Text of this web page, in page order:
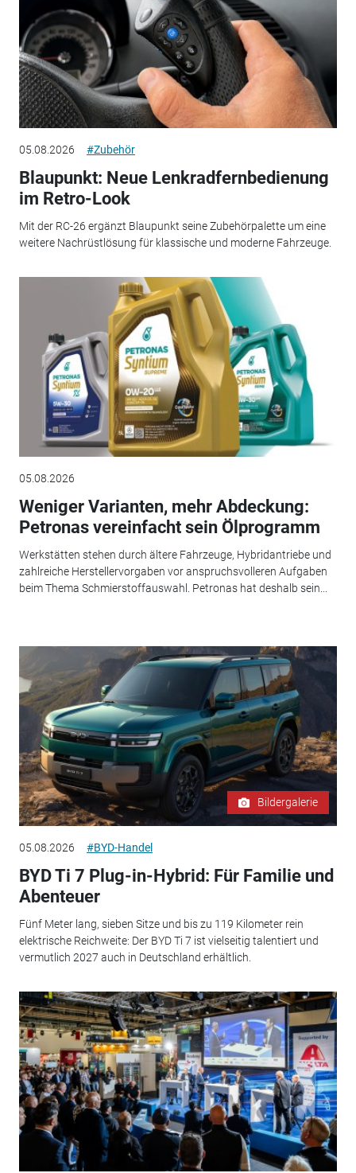
05.08.2026 #Zubehör
Blaupunkt: Neue Lenkradfernbedienung
im Retro-Look
Mit der RC-26 ergänzt Blaupunkt seine Zubehörpalette um eine
weitere Nachrüstlösung für klassische und moderne Fahrzeuge.
05.08.2026
Weniger Varianten, mehr Abdeckung:
Petronas vereinfacht sein Ölprogramm
Werkstätten stehen durch ältere Fahrzeuge, Hybridantriebe und
zahlreiche Herstellervorgaben vor anspruchsvolleren Aufgaben
beim Thema Schmierstoffauswahl. Petronas hat deshalb sein...
Bildergalerie
05.08.2026 #BYD-Handel
BYD Ti 7 Plug-in-Hybrid: Für Familie und
Abenteuer
Fünf Meter lang, sieben Sitze und bis zu 119 Kilometer rein
elektrische Reichweite: Der BYD Ti 7 ist vielseitig talentiert und
vermutlich 2027 auch in Deutschland erhältlich.